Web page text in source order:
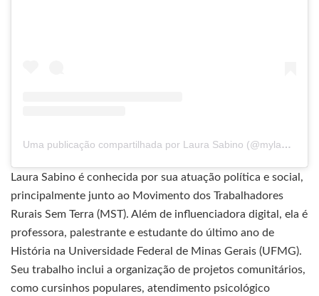
Uma publicação compartilhada por Laura Sabino (@mylaura_m)
Laura Sabino é conhecida por sua atuação política e social,
principalmente junto ao Movimento dos Trabalhadores
Rurais Sem Terra (MST). Além de influenciadora digital, ela é
professora, palestrante e estudante do último ano de
História na Universidade Federal de Minas Gerais (UFMG).
Seu trabalho inclui a organização de projetos comunitários,
como cursinhos populares, atendimento psicológico